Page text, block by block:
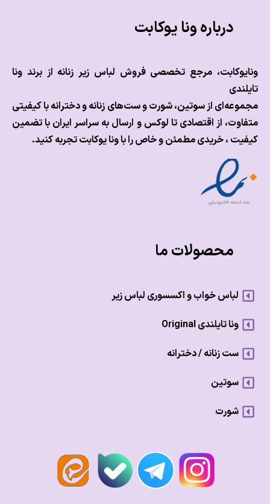
درباره ونا یوکابت
مرجع تخصصی فروش لباس زیر زنانه از برند ونا
از سوتین، شورت و ست‌های زنانه و دخترانه با کیفیتی
از اقتصادی تا لوکس وارسال به سراسر ایران با تضمین
، خریدی مطمئن و خاص را با ونا یوکابت تجربه کنید.
محصولات ما
لباس خواب و اکسسوری لباس زیر
ونا تایلندی Original
ست زنانه / دخترانه
سوتین
شورت